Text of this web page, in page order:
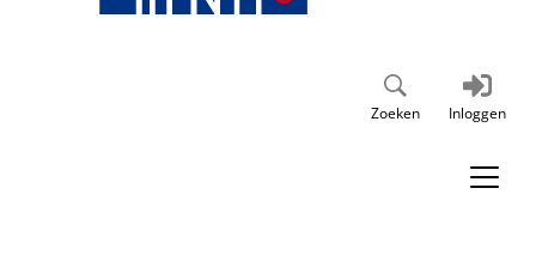
Zoeken Inloggen